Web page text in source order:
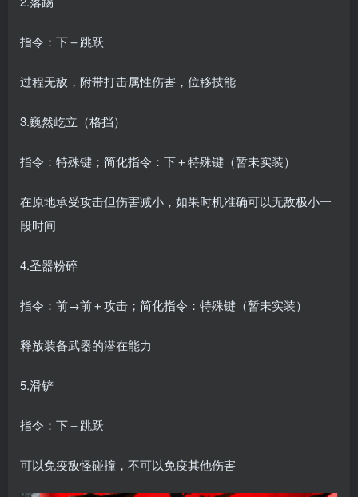
指令：下＋跳跃
过程无敌，附带打击属性伤害，位移技能
3.巍然屹立（格挡）
指令：特殊键；简化指令：下＋特殊键（暂未实装）
在原地承受攻击但伤害减小，如果时机准确可以无敌极小一
段时间
4.圣器粉碎
指令：前→前＋攻击；简化指令：特殊键（暂未实装）
释放装备武器的潜在能力
5.滑铲
指令：下＋跳跃
可以免疫敌怪碰撞，不可以免疫其他伤害